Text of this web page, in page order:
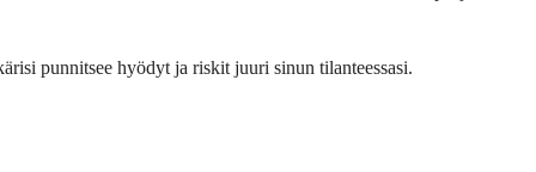
punnitsee hyödyt ja riskit juuri sinun tilanteessasi.